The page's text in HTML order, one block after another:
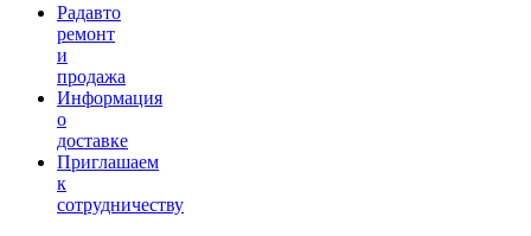
Радавто
ремонт
и
продажа
Информация
о
доставке
Приглашаем
к
сотрудничеству